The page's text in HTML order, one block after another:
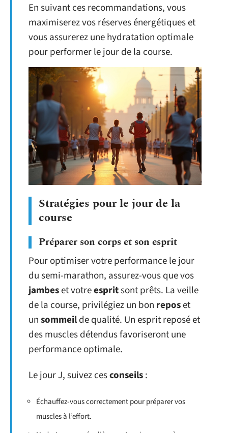
En suivant ces recommandations, vous
maximiserez vos réserves énergétiques et
vous assurerez une hydratation optimale
pour performer le jour de la course.
Stratégies pour le jour de la
course
Préparer son corps et son esprit
Pour optimiser votre performance le jour
du semi-marathon, assurez-vous que vos
jambeset votreespritsont prêts. La veille
de la course, privilégiez un bon reposet
unsommeilde qualité. Un esprit reposé et
des muscles détendus favoriseront une
performance optimale.
Le jour J, suivez cesconseils:
Échauffez-vous correctement pour préparer vos
muscles à l’effort.